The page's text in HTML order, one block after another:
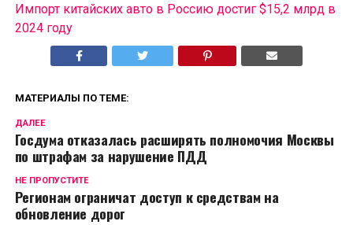
Импорт китайских авто в Россию достиг $15,2 млрд в
2024 году
МАТЕРИАЛЫ ПО ТЕМЕ:
ДАЛЕЕ
Госдума отказалась расширять полномочия Москвы
по штрафам за нарушение ПДД
НЕ ПРОПУСТИТЕ
Регионам ограничат доступ к средствам на
обновление дорог